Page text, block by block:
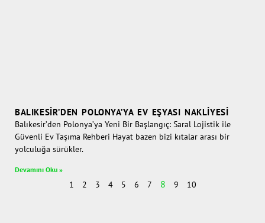
BALIKESIR’DEN POLONYA’YA EV EŞYASI NAKLIYESI
Balıkesir’den Polonya’ya Yeni Bir Başlangıç: Saral Lojistik ile
Güvenli Ev Taşıma Rehberi Hayat bazen bizi kıtalar arası bir
yolculuğa sürükler.
Devamını Oku »
1 2 3 4 5 6 7 8 9 10